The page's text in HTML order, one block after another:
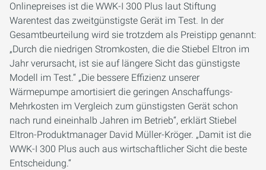
Onlinepreises ist die WWK-I 300 Plus laut Stiftung
Warentest das zweitgünstigste Gerät im Test. In der
Gesamtbeurteilung wird sie trotzdem als Preistipp genannt:
„Durch die niedrigen Stromkosten, die die Stiebel Eltron im
Jahr verursacht, ist sie auf längere Sicht das günstigste
Modell im Test.“ „Die bessere Effizienz unserer
Wärmepumpe amortisiert die geringen Anschaffungs-
Mehrkosten im Vergleich zum günstigsten Gerät schon
nach rund eineinhalb Jahren im Betrieb“, erklärt Stiebel
Eltron-Produktmanager David Müller-Kröger. „Damit ist die
WWK-I 300 Plus auch aus wirtschaftlicher Sicht die beste
Entscheidung.“